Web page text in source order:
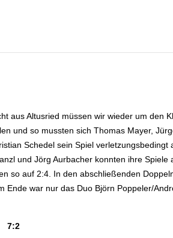
aus Altusried müssen wir wieder um den
und so mussten sich Thomas Mayer,
Schedel sein Spiel verletzungsbedingt
und Jörg Aurbacher konnten ihre Spiele
so auf 2:4. In den abschließenden
Ende war nur das Duo Björn Poppeler/
7:2